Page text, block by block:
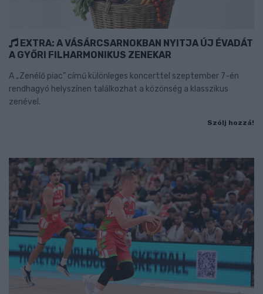
EXTRA: A VÁSÁRCSARNOKBAN NYITJA ÚJ ÉVADÁT
A GYŐRI FILHARMONIKUS ZENEKAR
A „Zenélő piac” című különleges koncerttel szeptember 7-én
rendhagyó helyszínen találkozhat a közönség a klasszikus
zenével.
Szólj hozzá!